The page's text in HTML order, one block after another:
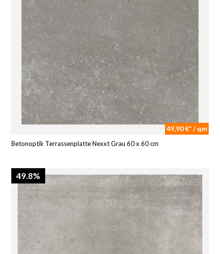
49,90 €* / qm
Betonoptik Terrassenplatte Nexxt Grau 60 x 60 cm
49.8%